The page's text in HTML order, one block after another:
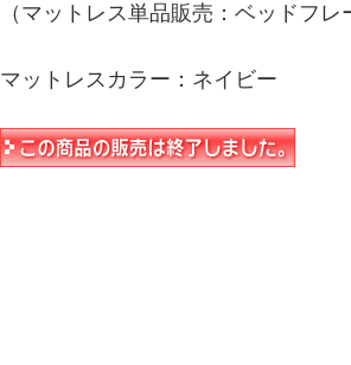
（マットレス単品販売：ベッドフレ
マットレスカラー：ネイビー